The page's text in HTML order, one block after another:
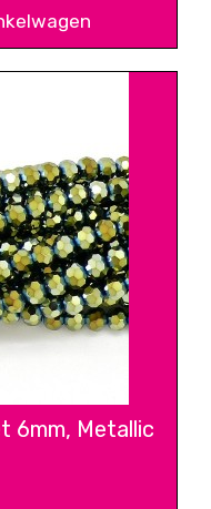
6mm, Metallic